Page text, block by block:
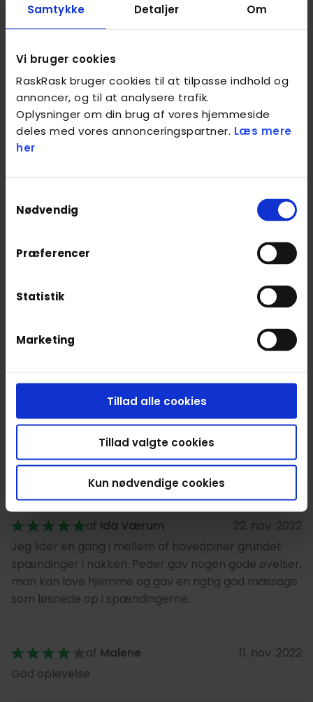
Samtykke Detaljer Om
Vi bruger cookies
RaskRask bruger cookies til at tilpasse indhold og
annoncer, og til at analysere trafik.
Oplysninger om din brug af vores hjemmeside
deles med vores annonceringspartner. Læs mere
her
Nødvendig
Præferencer
Statistik
Marketing
Tillad alle cookies
Tillad valgte cookies
Kun nødvendige cookies
Just what I needed. Peder is friendly, competent and
also managed to handle my dog that came home
afSøren
Rigtig god massage - helt igennem god oplevelse!
Fantastisk personlighed og faglighed. Stor 5-stjernet
anmeldelse herfra.
06. dec. 2022
Fantastiske behagelig, sympatisk, frisk og aldeles en
god massør. Tog godt fat hvor der var behov for. Vil
Som de andre gange - perfekt.
Dorthe
Fantastisk dybdegående massage.
af Ida Værum
22. nov. 2022
Jeg lider en gang i mellem af hovedpiner grundet
spændinger i nakken. Peder gav nogen gode øvelser,
man kan lave hjemme og gav en rigtig god massage
som løsnede op i spændingerne.
af Malene
11. nov. 2022
God oplevelse